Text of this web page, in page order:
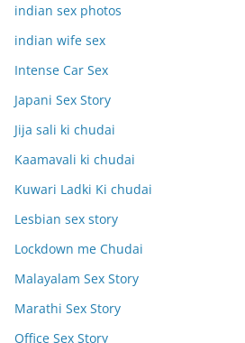
indian sex photos
indian wife sex
Intense Car Sex
Japani Sex Story
Jija sali ki chudai
Kaamavali ki chudai
Kuwari Ladki Ki chudai
Lesbian sex story
Lockdown me Chudai
Malayalam Sex Story
Marathi Sex Story
Office Sex Story